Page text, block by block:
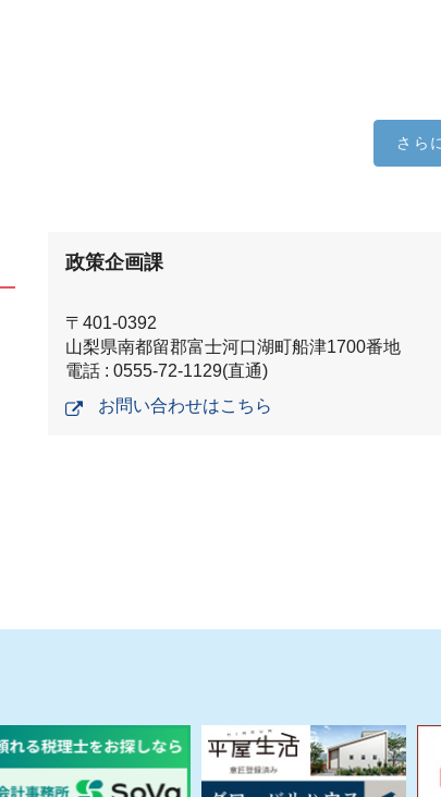
さら
政策企画課
〒401-0392
山梨県南都留郡富士河口湖町船津1700番地
電話 : 0555-72-1129(直通)
お問い合わせはこちら